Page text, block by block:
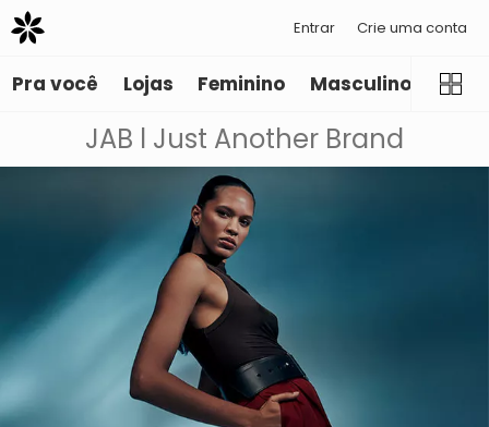
Entrar Crie uma conta
Pra você Lojas Feminino Masculino
JAB l Just Another Brand